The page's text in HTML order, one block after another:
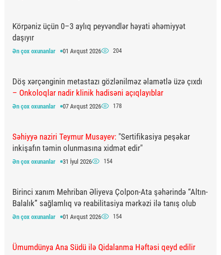
Körpəniz üçün 0–3 aylıq peyvəndlər həyati əhəmiyyət
daşıyır
Ən çox oxunanlar 01 Avqust 2026 204
Döş xərçənginin metastazı gözlənilməz əlamətlə üzə çıxdı
– Onkoloqlar nadir klinik hadisəni açıqlayıblar
Ən çox oxunanlar 07 Avqust 2026 178
Səhiyyə naziri Teymur Musayev: "Sertifikasiya peşəkar
inkişafın təmin olunmasına xidmət edir"
Ən çox oxunanlar 31 İyul 2026 154
Birinci xanım Mehriban Əliyeva Çolpon-Ata şəhərində “Altın-
Balalık” sağlamlıq və reabilitasiya mərkəzi ilə tanış olub
Ən çox oxunanlar 01 Avqust 2026 154
Ümumdünya Ana Südü ilə Qidalanma Həftəsi qeyd edilir